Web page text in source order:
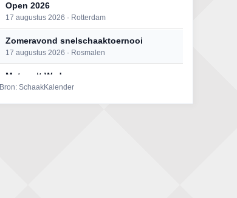
Open 2026
17 augustus 2026 · Rotterdam
Zomeravond snelschaaktoernooi
17 augustus 2026 · Rosmalen
Mat op ‘t Wad
22 augustus 2026 · Den Burg, Texel
Bron: SchaakKalender